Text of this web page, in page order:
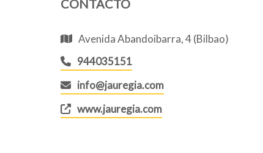
CONTACTO
Avenida Abandoibarra, 4 (Bilbao)
944035151
info@jauregia.com
www.jauregia.com